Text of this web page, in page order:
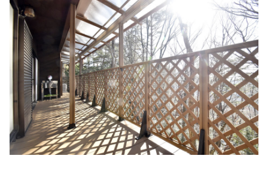
松島クリニック
住所:
兵庫県姫路市岩端町 マップで見る
おがさ内科
住所:
兵庫県姫路市飾磨区加茂南８２４−１４ マップで見る
南駅前町 内科 胃腸内科 水野クリニック
住所: 兵庫県姫路市南駅前町５９ マップで見る
さわだ内科・呼吸器クリニック
住所:兵庫県姫路市日出町３丁目３８−１ マップで見る
八家病院